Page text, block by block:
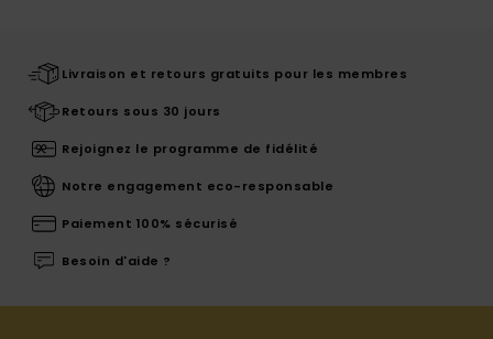
Livraison et retours gratuits pour les membres
Retours sous 30 jours
Rejoignez le programme de fidélité
Notre engagement eco-responsable
Paiement 100% sécurisé
Besoin d'aide ?